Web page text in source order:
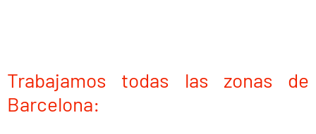
Trabajamos todas las zonas de
Barcelona: